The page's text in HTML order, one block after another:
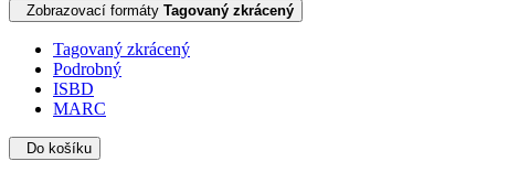
Zobrazovací formáty Tagovaný zkrácený
Tagovaný zkrácený
Podrobný
ISBD
MARC
Do košíku